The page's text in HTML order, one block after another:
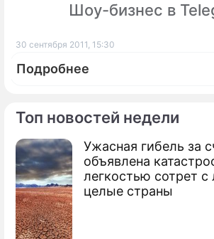
Топ новостей недели
Ужасная гибель за
объявлена
легкостью сотрет
целые страны
Шоу-бизнес в
30 сентября 2011, 15:30
Подробнее
По теме
Пугачеву преследует
мужчина
В Ялте украли звезду Аллы